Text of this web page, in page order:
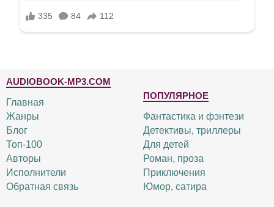
AUDIOBOOK-MP3.COM
Главная
Жанры
Блог
Топ-100
Авторы
Исполнители
Обратная связь
ПОПУЛЯРНОЕ
Фантастика и фэнтези
Детективы, триллеры
Для детей
Роман, проза
Приключения
Юмор, сатира